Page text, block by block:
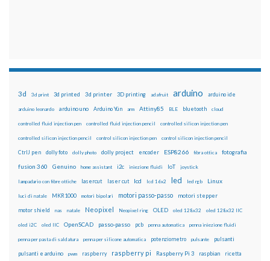
3d 3d print 3d printed 3d printer 3D printing adafruit arduino arduino ide
arduino leonardo arduino uno Arduino Yún arm Attiny85 BLE bluetooth cloud
controlled fluid injection pen controlled fluid injection pencil controlled silicon injection pen
controlled silicon injection pencil control silicon injection pen control silicon injection pencil
CtrlJ pen dolly foto dolly photo dolly project encoder ESP8266 fibra ottica fotografia
fusion 360 Genuino home assistant i2c iniezione fluidi IoT joystick
lampadario con fibre ottiche lasercut laser cut lcd lcd 16x2 led led rgb Linux
luci di natale MKR1000 motori bipolari motori passo-passo motori stepper
motor shield nas natale Neopixel Neopixel ring OLED oled 128x32 oled 128x32 IIC
oled i2C oled IIC OpenSCAD passo-passo pcb penna automatica penna iniezione fluidi
penna per pasta di saldatura penna per silicone automatica potenziometro pulsante pulsanti
pulsanti e arduino pwm raspberry raspberry pi Raspberry Pi 3 raspbian ricetta